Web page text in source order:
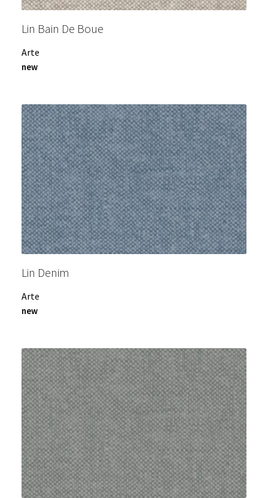
Lin Bain De Boue
Arte
new
Lin Denim
Arte
new